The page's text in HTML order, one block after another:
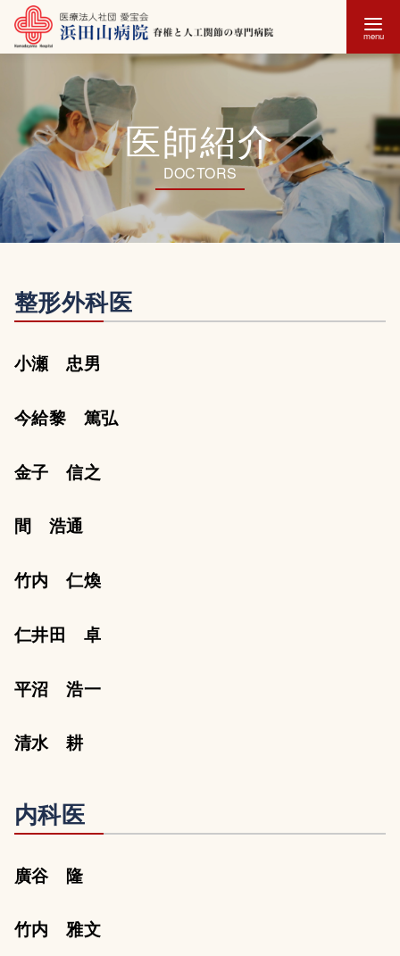
ツ
へ
移
動
医師紹介
整形外科医
小瀬 忠男
今給黎 篤弘
金子 信之
間 浩通
竹内 仁煥
仁井田 卓
平沼 浩一
清水 耕
内科医
廣谷 隆
竹内 雅文